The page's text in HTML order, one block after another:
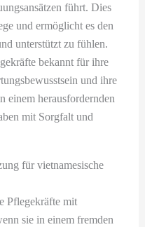
führt. Dies
und ermöglicht es den
unterstützt zu fühlen.
bekannt für ihre
und ihre
einem herausfordernden
mit Sorgfalt und
für vietnamesische
Pflegekräfte mit
sie in einem fremden